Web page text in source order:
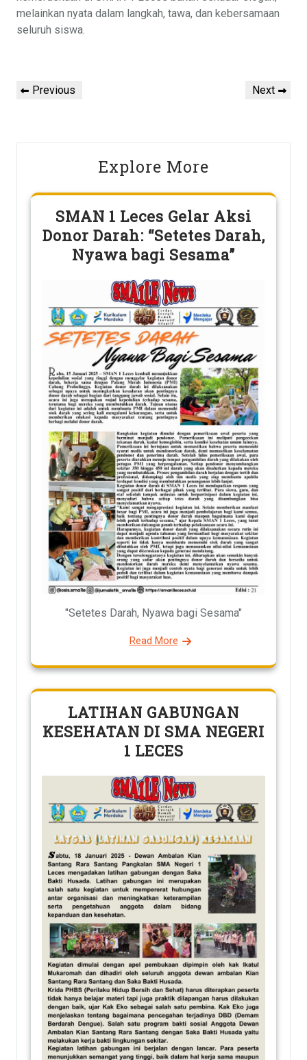
melainkan nyata dalam langkah, tawa, dan kebersamaan
seluruh siswa.
Post
navigation
Previous
Previous
Next
Next
Explore More
SMAN 1 Leces Gelar Aksi
Donor Darah: “Setetes Darah,
Nyawa bagi Sesama”
"Setetes Darah, Nyawa bagi Sesama"
Read More
LATIHAN GABUNGAN
KESEHATAN DI SMA NEGERI
1 LECES